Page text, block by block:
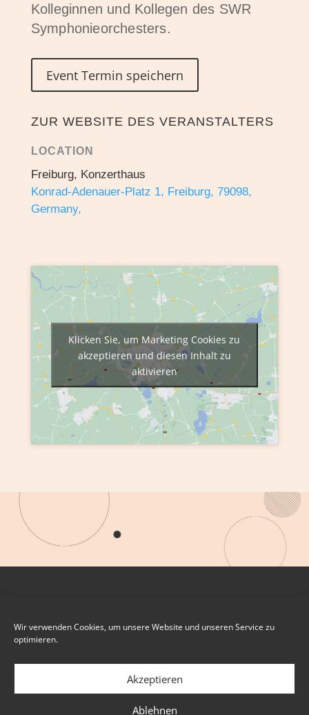
Wir verwenden Cookies, um unsere Website und unseren Service zu
optimieren.
Akzeptieren
Ablehnen
Kolleginnen und Kollegen des SWR
Symphonieorchesters.
Event Termin speichern
ZUR WEBSITE DES VERANSTALTERS
LOCATION
Freiburg, Konzerthaus
Konrad-Adenauer-Platz 1, Freiburg, 79098,
Germany,
Klicken Sie, um Marketing Cookies zu
akzeptieren und diesen Inhalt zu
aktivieren